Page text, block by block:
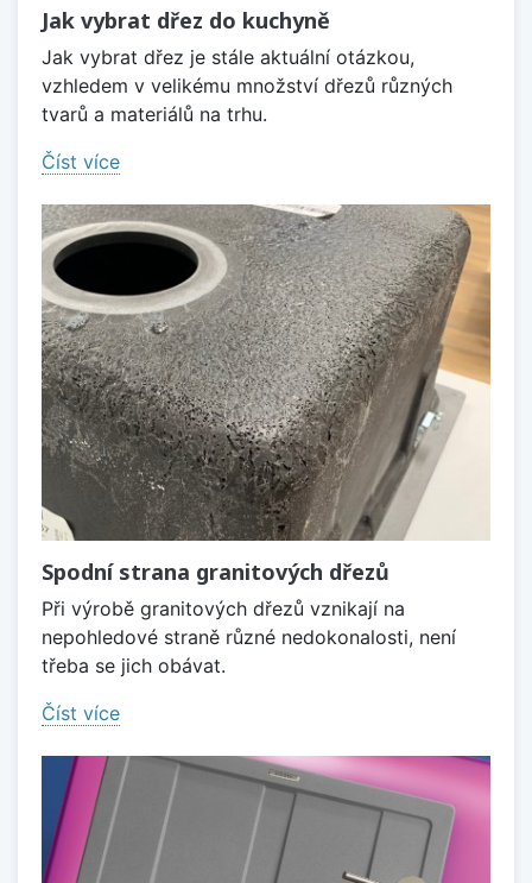
Jak vybrat dřez do kuchyně
Jak vybrat dřez je stále aktuální otázkou,
vzhledem v velikému množství dřezů různých
tvarů a materiálů na trhu.
Číst více
Spodní strana granitových dřezů
Při výrobě granitových dřezů vznikají na
nepohledové straně různé nedokonalosti, není
třeba se jich obávat.
Číst více